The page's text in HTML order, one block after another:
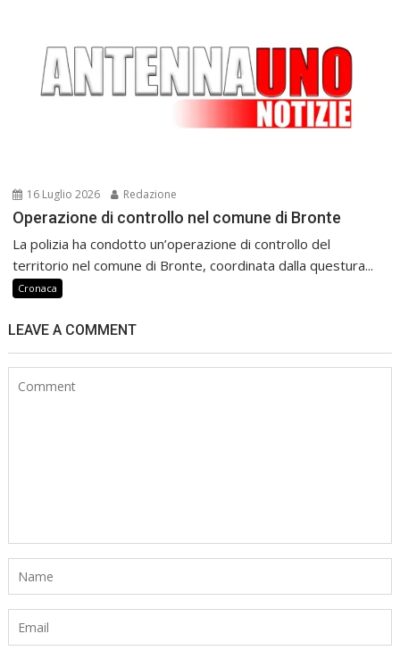
16 Luglio 2026 Redazione
Operazione di controllo nel comune di Bronte
La polizia ha condotto un’operazione di controllo del
territorio nel comune di Bronte, coordinata dalla questura...
Cronaca
LEAVE A COMMENT